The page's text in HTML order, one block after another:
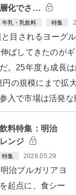
化でさ…
牛乳・乳飲料 特集
目されるヨーグル
ばしてきたのが
。25年度も成長
の規模にまで拡
入で市場は活発
料特集：明治
ンジ
特集 2026.05.29
治ブルガリアヨ
起点に、食シー